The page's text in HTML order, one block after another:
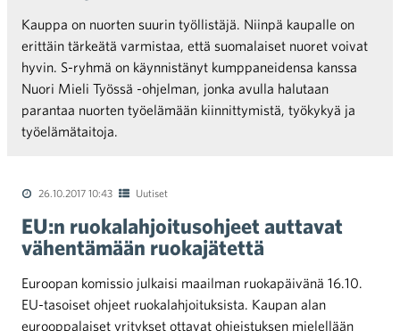
Kauppa on nuorten suurin työllistäjä. Niinpä kaupalle on
erittäin tärkeätä varmistaa, että suomalaiset nuoret voivat
hyvin. S-ryhmä on käynnistänyt kumppaneidensa kanssa
Nuori Mieli Työssä -ohjelman, jonka avulla halutaan
parantaa nuorten työelämään kiinnittymistä, työkykyä ja
työelämätaitoja.
26.10.2017 10:43 Uutiset
EU:n ruokalahjoitusohjeet auttavat
vähentämään ruokajätettä
Euroopan komissio julkaisi maailman ruokapäivänä 16.10.
EU-tasoiset ohjeet ruokalahjoituksista. Kaupan alan
eurooppalaiset yritykset ottavat ohjeistuksen mielellään